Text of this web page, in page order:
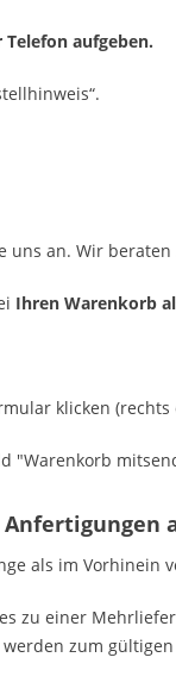
aufgeben.
uns an. Wir beraten
Ihren Warenkorb
klicken
"Warenkorb
als im Vorhinein
zu einer
zum